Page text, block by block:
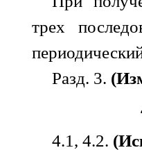
трех
Разд. 3.
4.1, 4.2.